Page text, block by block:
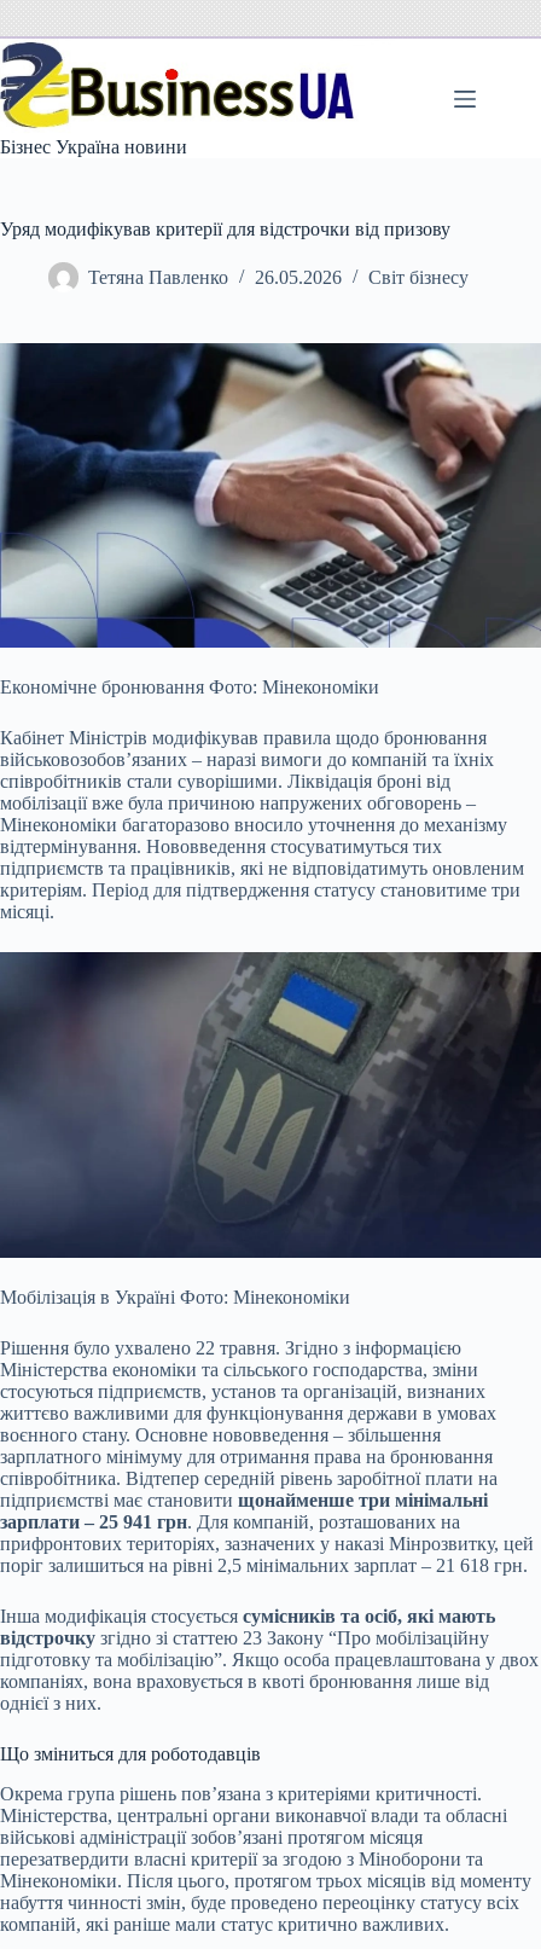
вмісту
Бізнес Україна новини
Уряд модифікував критерії для відстрочки від призову
Тетяна Павленко 26.05.2026 Світ бізнесу
Економічне бронювання Фото: Мінекономіки
Кабінет Міністрів модифікував правила щодо бронювання
військовозобов’язаних – наразі вимоги до компаній та їхніх
співробітників стали суворішими. Ліквідація броні від
мобілізації вже була причиною напружених обговорень –
Мінекономіки багаторазово вносило уточнення до механізму
відтермінування. Нововведення стосуватимуться тих
підприємств та працівників, які не відповідатимуть оновленим
критеріям. Період для підтвердження статусу становитиме три
місяці.
Мобілізація в Україні Фото: Мінекономіки
Рішення було ухвалено 22 травня. Згідно з інформацією
Міністерства економіки та сільського господарства, зміни
стосуються підприємств, установ та організацій, визнаних
життєво важливими для функціонування держави в умовах
воєнного стану. Основне нововведення – збільшення
зарплатного мінімуму для отримання права на бронювання
співробітника. Відтепер середній рівень заробітної плати на
підприємстві має становити щонайменше три мінімальні
зарплати – 25 941 грн. Для компаній, розташованих на
прифронтових територіях, зазначених у наказі Мінрозвитку, цей
поріг залишиться на рівні 2,5 мінімальних зарплат – 21 618 грн.
Інша модифікація стосується сумісників та осіб, які мають
відстрочку згідно зі статтею 23 Закону “Про мобілізаційну
підготовку та мобілізацію”. Якщо особа працевлаштована у двох
компаніях, вона враховується в квоті бронювання лише від
однієї з них.
Що зміниться для роботодавців
Окрема група рішень пов’язана з критеріями критичності.
Міністерства, центральні органи виконавчої влади та обласні
військові адміністрації зобов’язані протягом місяця
перезатвердити власні критерії за згодою з Міноборони та
Мінекономіки. Після цього, протягом трьох місяців від моменту
набуття чинності змін, буде проведено переоцінку статусу всіх
компаній, які раніше мали статус критично важливих.